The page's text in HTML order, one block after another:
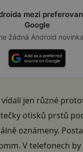
mezi
Google
žádná Android
jen různé
otisků prstů
oznámeny.
V telefonech by